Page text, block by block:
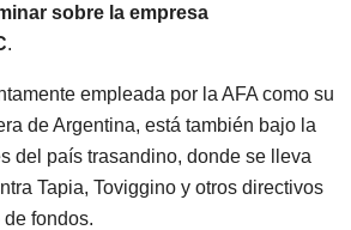
sobre la empresa
.
empleada por la AFA como su
de Argentina, está también bajo la
del país trasandino, donde se lleva
Tapia, Toviggino y otros directivos
fondos.